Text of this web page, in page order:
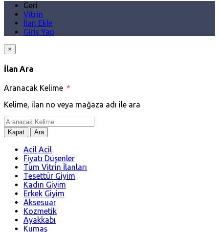
Geri
Vitrin
İlan Ekle
Giriş Yap
×
İlan Ara
Aranacak Kelime *
Kelime, ilan no veya mağaza adı ile ara
Kapat Ara
Acil Acil
Fiyatı Düşenler
Tüm Vitrin İlanları
Tesettür Giyim
Kadın Giyim
Erkek Giyim
Aksesuar
Kozmetik
Ayakkabı
Kumaş